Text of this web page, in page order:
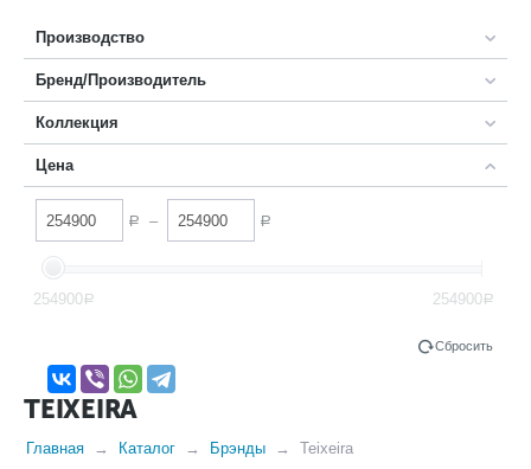
Производство
Бренд/Производитель
Коллекция
Цена
Р – Р
254900Р 254900Р
Сбросить
TEIXEIRA
Главная Каталог Брэнды Teixeira